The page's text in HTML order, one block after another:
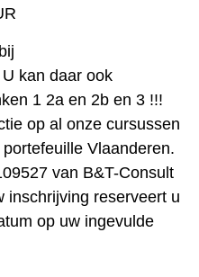
kan daar ook
1 2a en 2b en 3 !!!
op al onze cursussen
Vlaanderen.
van B&T-Consult
inschrijving reserveert u
op uw ingevulde